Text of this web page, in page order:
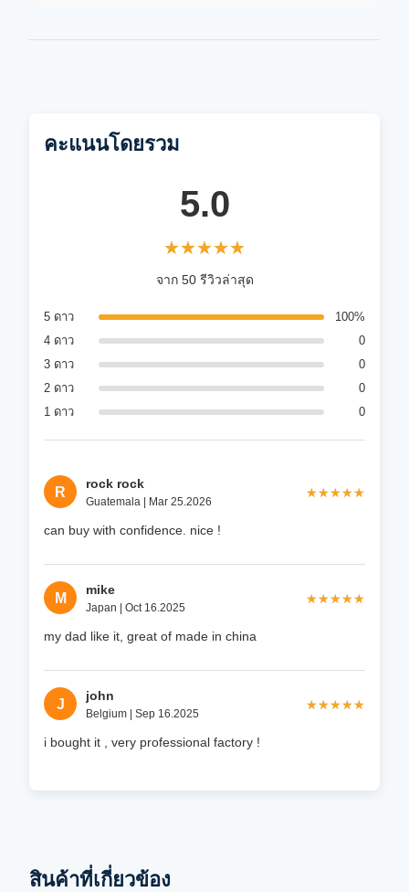
คะแนนโดยรวม
5.0
★★★★★
★★★★★
จาก 50 รีวิวล่าสุด
5 ดาว
100%
4 ดาว
0
3 ดาว
0
2 ดาว
0
1 ดาว
0
R
rock rock
Guatemala | Mar 25.2026
★★★★★
★★★★★
can buy with confidence. nice !
M
mike
Japan | Oct 16.2025
★★★★★
★★★★★
my dad like it, great of made in china
J
john
Belgium | Sep 16.2025
★★★★★
★★★★★
i bought it , very professional factory !
สินค้าที่เกี่ยวข้อง